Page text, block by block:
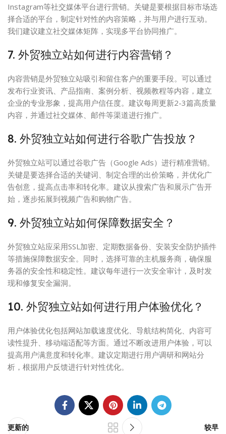
Instagram等社交媒体平台进行营销。关键是要根据目标市场选
择合适的平台，制定针对性的内容策略，并与用户进行互动。
我们建议建立社交媒体矩阵，实现多平台协同推广。
7. 外贸独立站如何进行内容营销？
内容营销是外贸独立站吸引和留住客户的重要手段。可以通过
发布行业资讯、产品指南、案例分析、视频教程等内容，建立
企业的专业形象，提高用户信任度。建议每周更新2-3篇高质量
内容，并通过社交媒体、邮件等渠道进行推广。
8. 外贸独立站如何进行谷歌广告投放？
外贸独立站可以通过谷歌广告（Google Ads）进行精准营销。
关键是要选择合适的关键词、制定合理的出价策略，并优化广
告创意，提高点击率和转化率。建议从搜索广告和展示广告开
始，逐步拓展到视频广告和购物广告。
9. 外贸独立站如何保障数据安全？
外贸独立站应采用SSL加密、定期数据备份、安装安全防护插件
等措施保障数据安全。同时，选择可靠的主机服务商，确保服
务器的安全性和稳定性。建议每年进行一次安全审计，及时发
现和修复安全漏洞。
10. 外贸独立站如何进行用户体验优化？
用户体验优化包括网站加载速度优化、导航结构简化、内容可
读性提升、移动端适配等方面。通过不断改进用户体验，可以
提高用户满意度和转化率。建议定期进行用户调研和网站分
析，根据用户反馈进行针对性优化。
更新的 较早